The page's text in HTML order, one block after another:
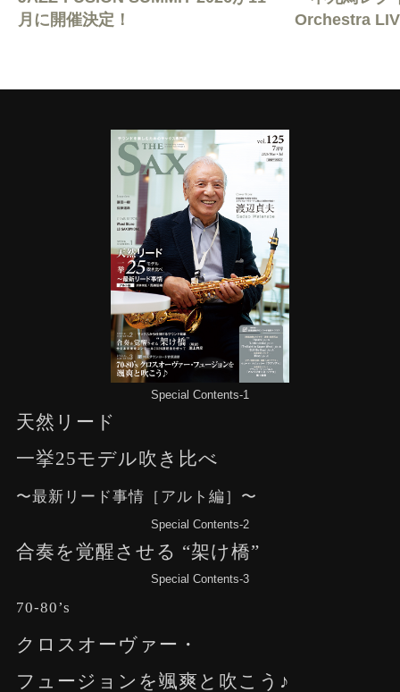
月に開催決定！
Orchestra
Special Contents-1
天然リード
一挙25モデル吹き比べ
〜最新リード事情［アルト編］〜
Special Contents-2
合奏を覚醒させる “架け橋”
Special Contents-3
70-80’s
クロスオーヴァー・
フュージョンを颯爽と吹こう♪